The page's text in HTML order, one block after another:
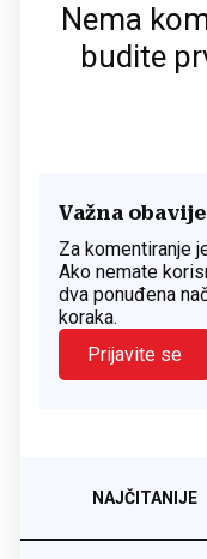
Nema
budite
Važna
Za komentiranje
Ako nemate
dva ponuđena
koraka.
Prijavite se
NAJČITANIJE